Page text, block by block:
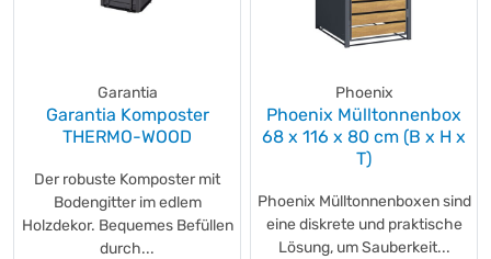
Garantia
Garantia Komposter
THERMO-WOOD
Der robuste Komposter mit
Bodengitter im edlem
Holzdekor. Bequemes Befüllen
durch...
Phoenix
Phoenix Mülltonnenbox
68 x 116 x 80 cm (B x H x
T)
Phoenix Mülltonnenboxen sind
eine diskrete und praktische
Lösung, um Sauberkeit...